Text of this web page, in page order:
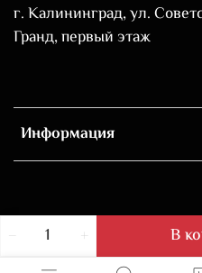
В
Информация
г. Калининград, ул.
Гранд, первый этаж